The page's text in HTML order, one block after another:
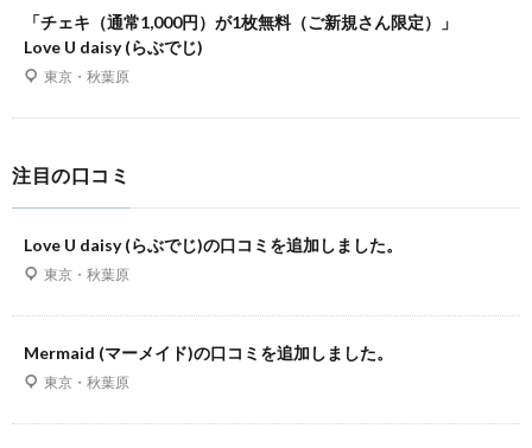
「チェキ（通常1,000円）が1枚無料（ご新規さん限定）」
Love U daisy (らぶでじ)
東京・秋葉原
注目の口コミ
Love U daisy (らぶでじ)の口コミを追加しました。
東京・秋葉原
Mermaid (マーメイド)の口コミを追加しました。
東京・秋葉原